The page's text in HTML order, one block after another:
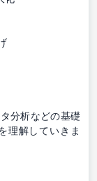
分析などの基礎
理解していきま